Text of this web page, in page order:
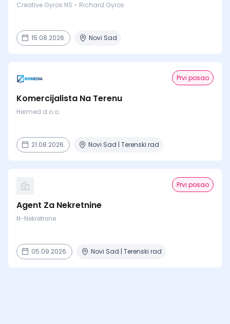
Creative Gyros NS - Richard Gyros
15.08.2026. Novi Sad
Prvi posao
Komercijalista Na Terenu
Hermed d.o.o.
21.08.2026. Novi Sad | Terenski rad
Prvi posao
Agent Za Nekretnine
N-Nekretnine
05.09.2026. Novi Sad | Terenski rad